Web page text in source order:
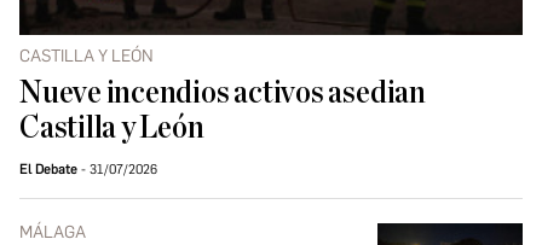
CASTILLA Y LEÓN
Nueve incendios activos asedian
Castilla y León
El Debate 31/07/2026
MÁLAGA